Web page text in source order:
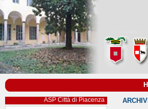
ASP Città di Piacenza